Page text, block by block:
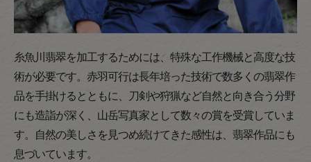
糸魚川翡翠を加工するためには、特殊な工作機械と高度な技
術が必要です。赤羽可行は長年培った技術で数多くの翡翠作
品を手掛けるとともに、刀剣や狩猟など自然と向き合う分野
にも造詣が深く、山岳写真家として数々の賞を受賞していま
す。自然の美しさを見つめ続けてきた感性は、翡翠作品にも
息づいています。